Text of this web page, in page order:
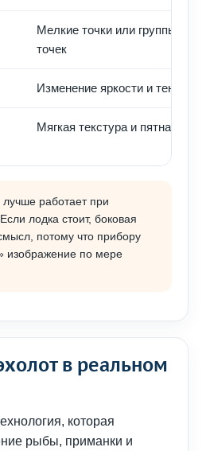
Мелкие точки или группы
точек
Изменение яркости и тени
Мягкая текстура и пятна
работает при
лодка стоит, боковая
потому что прибору
изображение по мере
в реальном
которая
рыбы, приманки и